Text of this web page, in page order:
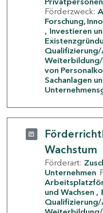
Förderzweck:
Forschung,
Investieren
Qualifizierung/
Weiterbildung/
von
Sachanlagen
Wachstum
Förderart:
Unternehmen
und Wachsen
Qualifizierung/